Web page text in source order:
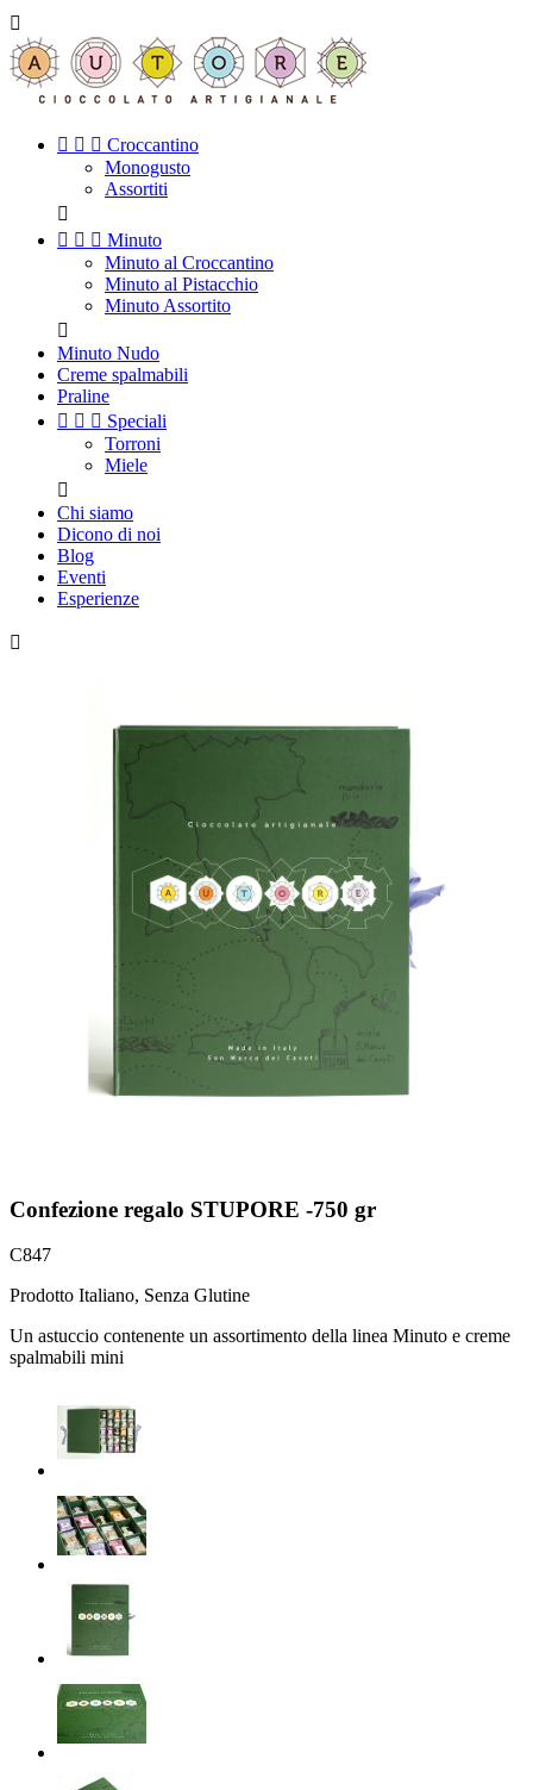

   Croccantino
Monogusto
Assortiti

   Minuto
Minuto al Croccantino
Minuto al Pistacchio
Minuto Assortito

Minuto Nudo
Creme spalmabili
Praline
   Speciali
Torroni
Miele

Chi siamo
Dicono di noi
Blog
Eventi
Esperienze

Confezione regalo STUPORE -750 gr
C847
Prodotto Italiano, Senza Glutine
Un astuccio contenente un assortimento della linea Minuto e creme
spalmabili mini